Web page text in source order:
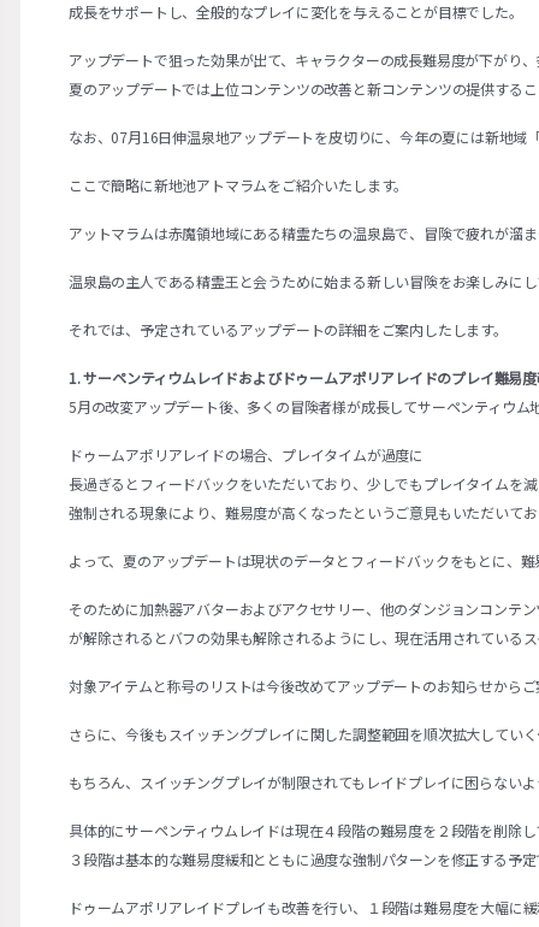
成長をサポートし、全般的なプレイに変化を与えることが目標でした。
アップデートで狙った効果が出て、キャラクターの成長難易度が下がり
夏のアップデートでは上位コンテンツの改善と新コンテンツの提供する
なお、07月16日伸温泉地アップデートを皮切りに、今年の夏には新地域
ここで簡略に新地池アトマラムをご紹介いたします。
アットマラムは赤魔領地域にある精霊たちの温泉島で、冒険で疲れが溜
温泉島の主人である精霊王と会うために始まる新しい冒険をお楽しみに
それでは、予定されているアップデートの詳細をご案内したします。
1. サーペンティウムレイドおよびドゥームアポリアレイドのプレイ難易
5月の改変アップデート後、多くの冒険者様が成長してサーペンティウ
ドゥームアポリアレイドの場合、プレイタイムが過度に
長過ぎるとフィードバックをいただいており、少しでもプレイタイムを
強制される現象により、難易度が高くなったというご意見もいただいて
よって、夏のアップデートは現状のデータとフィードバックをもとに、
そのために加熱器アバターおよびアクセサリー、他のダンジョンコンテ
が解除されるとバフの効果も解除されるようにし、現在活用されている
対象アイテムと称号のリストは今後改めてアップデートのお知らせから
さらに、今後もスイッチングプレイに関した調整範囲を順次拡大してい
もちろん、スイッチングプレイが制限されてもレイドプレイに困らない
具体的にサーペンティウムレイドは現在４段階の難易度を２段階を削除
３段階は基本的な難易度緩和とともに過度な強制パターンを修正する予
ドゥームアポリアレイドプレイも改善を行い、１段階は難易度を大幅に